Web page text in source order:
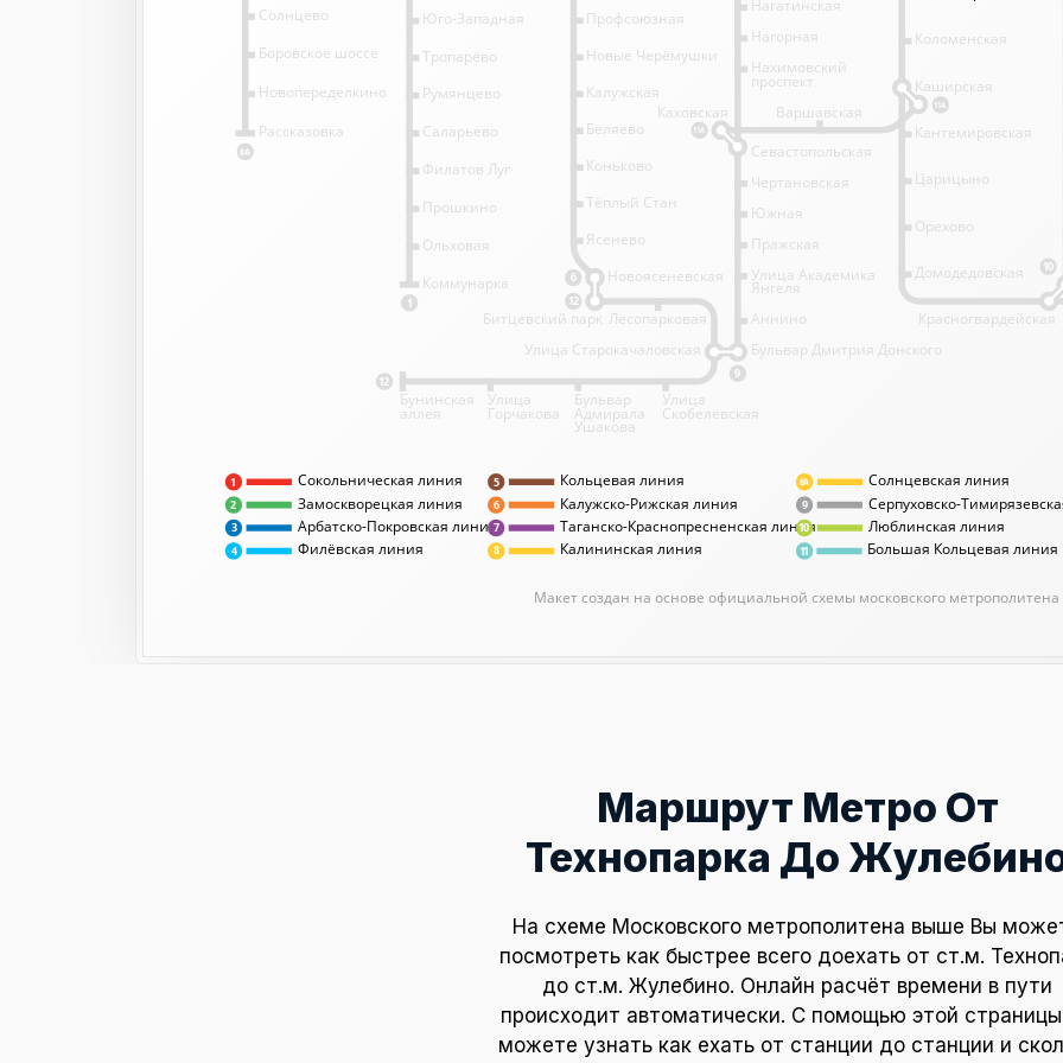
Сокольническая линия
Замоскворецкая линия
Арбатско-Покровская линия
Филёвская линия
Кольцевая линия
Калужско-Рижская линия
Таганско-Краснопресненская линия
Калининская линия
Солнцевская линия
Серпуховско-
Люблинская линия
Макет создан на основе официальной схемы московского метрополитена
2
3
Большая Кольцевая линия
8
9
10
7
6
8А
11
5
4
1
10
11А
11А
9
6
12
12
1
8А
Профсоюзная
Новые Черёмушки
Калужская
Беляево
Коньково
Тёплый Стан
Ясенево
Новоясеневская
Нагатинская
Нагорная
Нахимовский
проспект
Севастопольская
Чертановская
Южная
Пражская
Улица Академика
Янгеля
Коломенская
Каширская
Кантемировская
Царицыно
Орехово
Домодедовская
Красногвардейская
Аннино
Бульвар Дмитрия Донского
Саларьево
Румянцево
Тропарёво
Юго-Западная
Варшавская
Битцевский парк Лесопарковая
Улица Старокачаловская
Улица
Скобелевская
Бульвар
Адмирала
Ушакова
Улица
Горчакова
Бунинская
аллея
Каховская
Рассказовка
Новопеределкино
Боровское шоссе
Солнцево
Филатов Луг
Прошкино
Ольховая
Коммунарка
Маршрут Метро От
Технопарка До
На схеме Московского метрополитена выше Вы
посмотреть как быстрее всего доехать от ст.м.
до ст.м. Жулебино. Онлайн расчёт времени в пути
происходит автоматически. С помощью этой
можете узнать как ехать от станции до станции и